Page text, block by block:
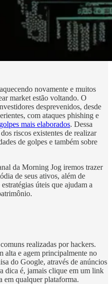
novamente e muitos
market estão voltando. O
desprevenidos, desde
com ataques phishing e
golpes mais elaborados. Dessa
riscos existentes de realizar
de golpes e também sobre
da Morning Jog iremos trazer
de seus ativos, além de
úteis que ajudam a
realizadas por hackers.
alta e agem principalmente no
do Google, através de anúncios
dica é, jamais clique em um link
em qualquer plataforma.